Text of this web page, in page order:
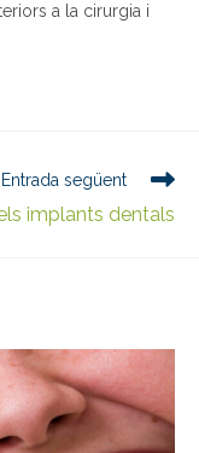
a la cirurgia i
Entrada següent
implants dentals